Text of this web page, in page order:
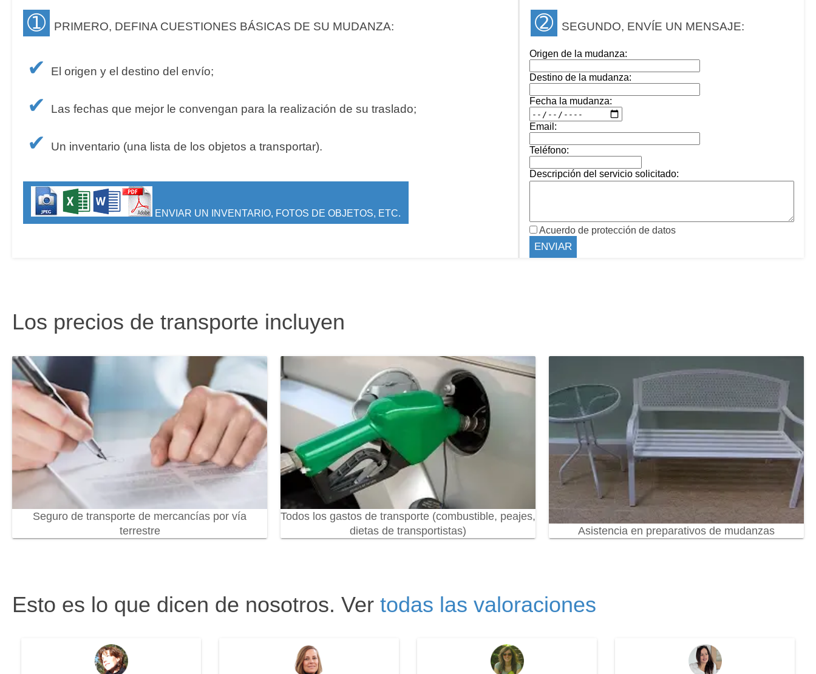
➀ PRIMERO, DEFINA CUESTIONES BÁSICAS DE SU MUDANZA: ➁ SEGUNDO, ENVÍE UN MENSAJE:
✔ El origen y el destino del envío;
✔ Las fechas que mejor le convengan para la realización de su traslado;
✔ Un inventario (una lista de los objetos a transportar).
ENVIAR UN INVENTARIO, FOTOS DE OBJETOS, ETC.
Origen de la mudanza:
Destino de la mudanza:
Fecha la mudanza:
Email:
Teléfono:
Descripción del servicio solicitado:
Acuerdo de protección de datos
Los precios de transporte incluyen
Seguro de transporte de mercancías por vía
terrestre
Todos los gastos de transporte (combustible, peajes,
dietas de transportistas)
Asistencia en preparativos de mudanzas
Esto es lo que dicen de nosotros. Ver todas las valoraciones